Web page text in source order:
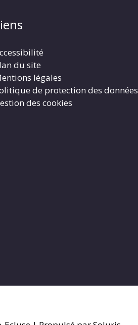
du site
légales
de protection des données
des cookies